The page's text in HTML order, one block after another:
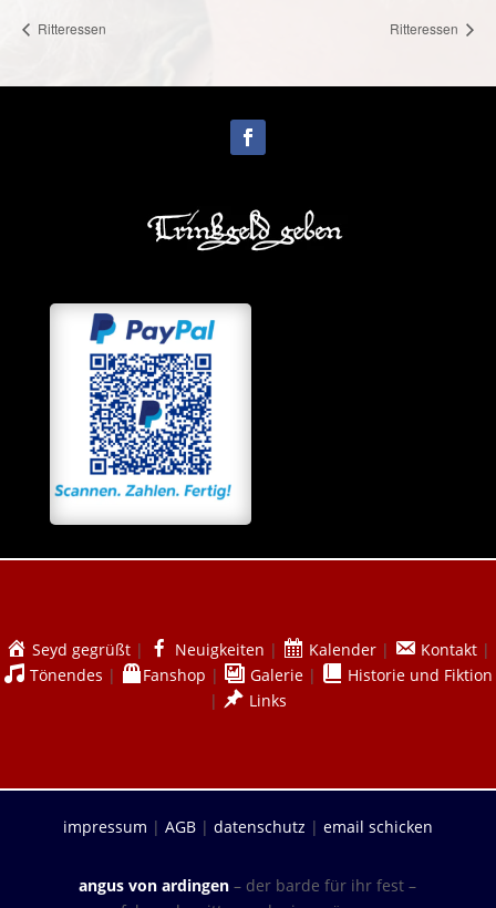
Ritteressen Ritteressen
Seyd gegrüßt | Neuigkeiten | Kalender | Kontakt |
Tönendes | Fanshop | Galerie |
Historie und Fiktion
|
Links
impressum | AGB| datenschutz | email schicken
angus von ardingen – der barde für ihr fest –